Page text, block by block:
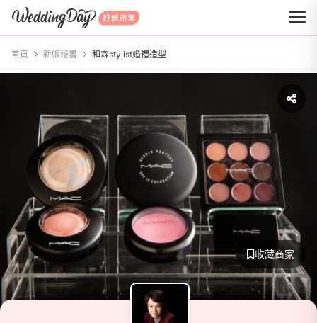
WeddingDay 好婚市集
首頁 新娘秘書 和霖stylist婚禮造型
收藏商家